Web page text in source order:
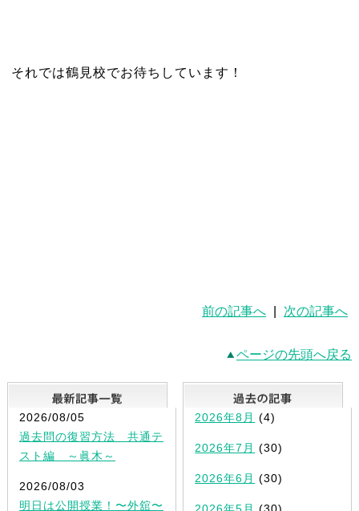
それでは鶴見校でお待ちしています！
前の記事へ 次の記事へ
ページの先頭へ戻る
最新記事一覧
2026/08/05
過去問の復習方法 共通テ
スト編 ～眞木～
2026/08/03
明日は公開授業！〜外舘〜
2026年8月 (4)
2026年7月 (30)
2026年6月 (30)